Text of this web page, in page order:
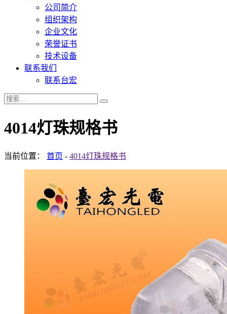
公司简介
组织架构
企业文化
荣誉证书
技术设备
联系我们
联系台宏
4014灯珠规格书
当前位置： 首页 - 4014灯珠规格书